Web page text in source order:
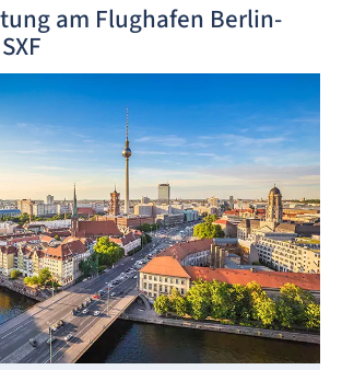
am Flughafen Berlin-